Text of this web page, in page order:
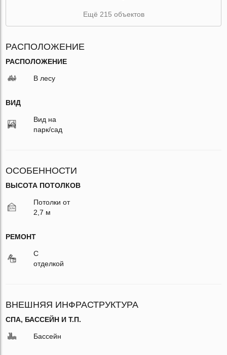
Ещё 215 объектов
РАСПОЛОЖЕНИЕ
РАСПОЛОЖЕНИЕ
В лесу
ВИД
Вид на
парк/сад
ОСОБЕННОСТИ
ВЫСОТА ПОТОЛКОВ
Потолки от
2,7 м
РЕМОНТ
С
отделкой
ВНЕШНЯЯ ИНФРАСТРУКТУРА
СПА, БАССЕЙН И Т.П.
Бассейн